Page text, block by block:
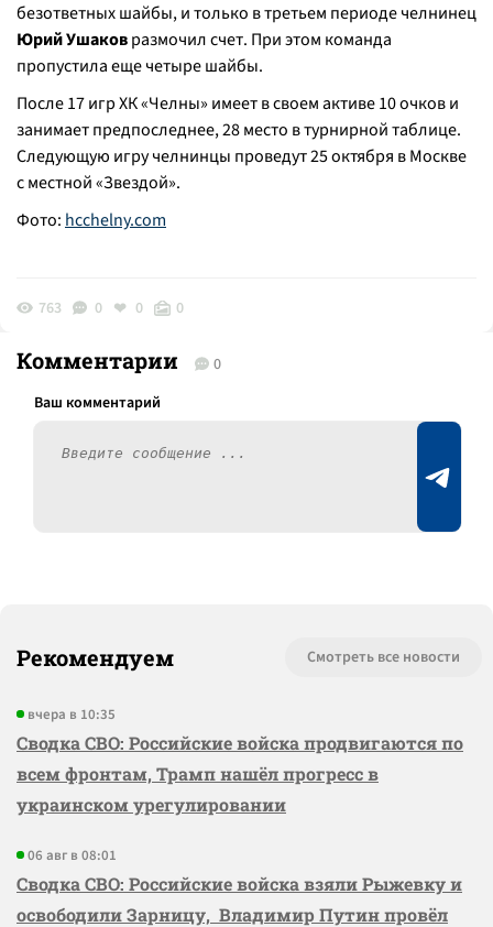
безответных шайбы, и только в третьем периоде челнинец
Юрий Ушаковразмочил счет. При этом команда
пропустила еще четыре шайбы.
После 17 игр ХК «Челны» имеет в своем активе 10 очков и
занимает предпоследнее, 28 место в турнирной таблице.
Следующую игру челнинцы проведут 25 октября в Москве
с местной «Звездой».
Фото: hcchelny.com
763 0 0 0
Комментарии 0
Рекомендуем Смотреть все новости
вчера в 10:35
Сводка СВО: Российские войска продвигаются по
всем фронтам, Трамп нашёл прогресс в
украинском урегулировании
06 авг в 08:01
Сводка СВО: Российские войска взяли Рыжевку и
освободили Зарницу, Владимир Путин провёл